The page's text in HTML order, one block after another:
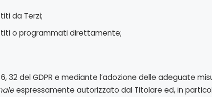
da Terzi;
o programmati direttamente;
del GDPR e mediante l’adozione delle adeguate
espressamente autorizzato dal Titolare ed, in